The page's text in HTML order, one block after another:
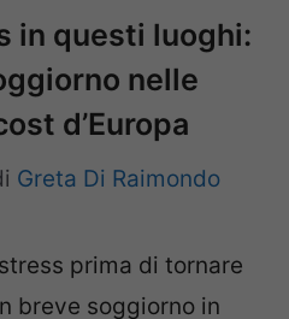
in questi luoghi:
nelle
d’Europa
Greta Di Raimondo
prima di tornare
breve soggiorno in